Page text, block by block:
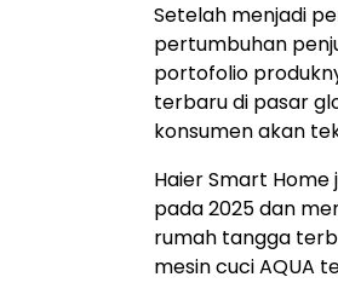
Setelah menjadi
pertumbuhan
portofolio
terbaru di pasar
konsumen akan
Haier Smart
pada 2025 dan
rumah tangga
mesin cuci AQUA